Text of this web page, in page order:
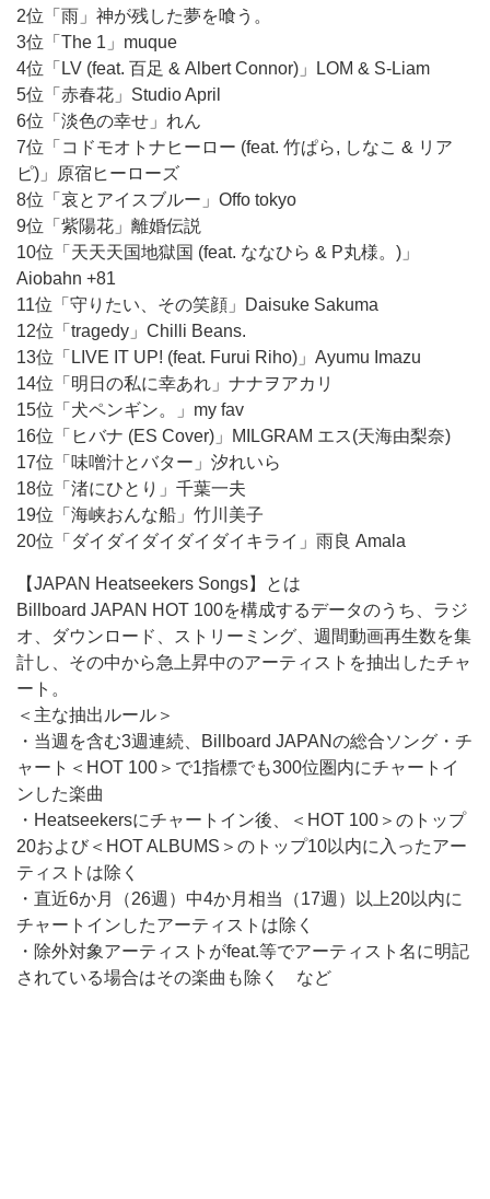
2位「雨」神が残した夢を喰う。
3位「The 1」muque
4位「LV (feat. 百足 & Albert Connor)」LOM & S-Liam
5位「赤春花」Studio April
6位「淡色の幸せ」れん
7位「コドモオトナヒーロー (feat. 竹ぱら, しなこ & リア
ピ)」原宿ヒーローズ
8位「哀とアイスブルー」Offo tokyo
9位「紫陽花」離婚伝説
10位「天天天国地獄国 (feat. ななひら & P丸様。)」
Aiobahn +81
11位「守りたい、その笑顔」Daisuke Sakuma
12位「tragedy」Chilli Beans.
13位「LIVE IT UP! (feat. Furui Riho)」Ayumu Imazu
14位「明日の私に幸あれ」ナナヲアカリ
15位「犬ペンギン。」my fav
16位「ヒバナ (ES Cover)」MILGRAM エス(天海由梨奈)
17位「味噌汁とバター」汐れいら
18位「渚にひとり」千葉一夫
19位「海峡おんな船」竹川美子
20位「ダイダイダイダイダイキライ」雨良 Amala
【JAPAN Heatseekers Songs】とは
Billboard JAPAN HOT 100を構成するデータのうち、ラジ
オ、ダウンロード、ストリーミング、週間動画再生数を集
計し、その中から急上昇中のアーティストを抽出したチャ
ート。
＜主な抽出ルール＞
・当週を含む3週連続、Billboard JAPANの総合ソング・チ
ャート＜HOT 100＞で1指標でも300位圏内にチャートイ
ンした楽曲
・Heatseekersにチャートイン後、＜HOT 100＞のトップ
20および＜HOT ALBUMS＞のトップ10以内に入ったアー
ティストは除く
・直近6か月（26週）中4か月相当（17週）以上20以内に
チャートインしたアーティストは除く
・除外対象アーティストがfeat.等でアーティスト名に明記
されている場合はその楽曲も除く など